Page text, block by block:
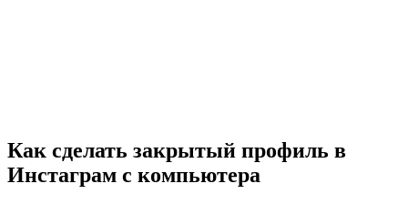
Как сделать закрытый профиль в
Инстаграм с компьютера